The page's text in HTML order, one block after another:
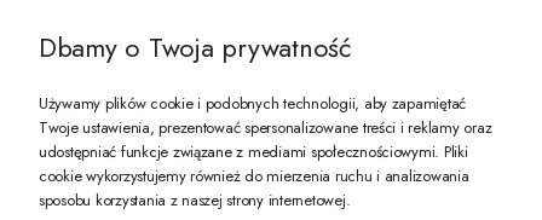
PREZENT DLA CIEBIE!
-10% na pierwsze zakupy na zeccoro.pl Gdy zapiszesz się do naszego
Dbamy o Twoja prywatność
Używamy plików cookie i podobnych technologii, aby zapamiętać
Twoje ustawienia, prezentować spersonalizowane treści i reklamy oraz
udostępniać funkcje związane z mediami społecznościowymi. Pliki
cookie wykorzystujemy również do mierzenia ruchu i analizowania
sposobu korzystania z naszej strony internetowej.